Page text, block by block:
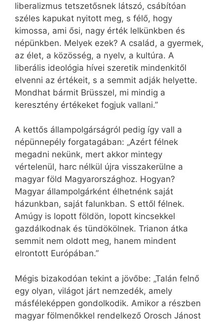
liberalizmus tetszetősnek látszó, csábítóan
széles kapukat nyitott meg, s félő, hogy
kimossa, ami ősi, nagy érték lelkünkben és
népünkben. Melyek ezek? A család, a gyermek,
az élet, a közösség, a nyelv, a kultúra. A
liberális ideológia hívei szeretik mindenkitől
elvenni az értékeit, s a semmit adják helyette.
Mondhat bármit Brüsszel, mi mindig a
keresztény értékeket fogjuk vallani.”
A kettős állampolgárságról pedig így vall a
népünnepély forgatagában: „Azért félnek
megadni nekünk, mert akkor mintegy
vértelenül, harc nélkül újra visszakerülne a
magyar föld Magyarországhoz. Hogyan?
Magyar állampolgárként élhetnénk saját
házunkban, saját falunkban. S ettől félnek.
Amúgy is lopott földön, lopott kincsekkel
gazdálkodnak és tündökölnek. Trianon átka
semmit nem oldott meg, hanem mindent
elrontott Európában.”
Mégis bizakodóan tekint a jövőbe: „Talán felnő
egy olyan, világot járt nemzedék, amely
másféleképpen gondolkodik. Amikor a részben
magyar fölmenőkkel rendelkező Orosch Jánost